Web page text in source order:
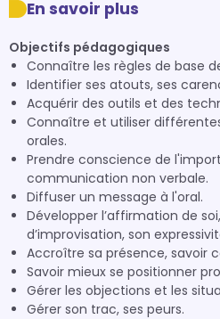
En savoir plus
Objectifs pédagogiques
Connaître les règles de base
Identifier ses atouts, ses
Acquérir des outils et des
Connaître et utiliser
orales.
Prendre conscience de
communication non verbale.
Diffuser un message à l'oral.
Développer l’affirmation de
d’improvisation, son
Accroître sa présence, savoir
Savoir mieux se positionner
Gérer les objections et les
Gérer son trac, ses peurs.